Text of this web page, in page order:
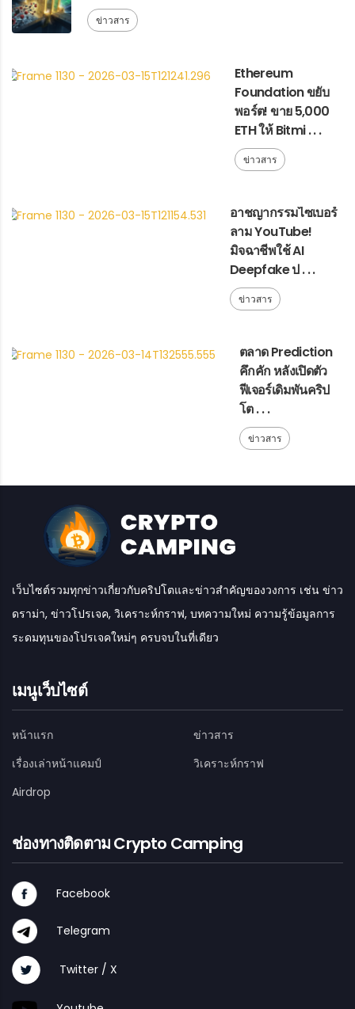
ข่าวสาร
Ethereum
Foundation ขยับ
พอร์ต! ขาย 5,000
ETH ให้ Bitmi . . .
ข่าวสาร
อาชญากรรมไซเบอร์
ลาม YouTube!
มิจฉาชีพใช้ AI
Deepfake ป . . .
ข่าวสาร
ตลาด Prediction
คึกคัก หลังเปิดตัว
ฟีเจอร์เดิมพันคริป
โต . . .
ข่าวสาร
เว็บไซต์รวมทุกข่าวเกี่ยวกับคริปโตและข่าวสำคัญของวงการ เช่น ข่าว
ดราม่า, ข่าวโปรเจค, วิเคราะห์กราฟ, บทความใหม่ ความรู้ข้อมูลการ
ระดมทุนของโปรเจคใหม่ๆ ครบจบในที่เดียว
เมนูเว็บไซต์
หน้าแรก
ข่าวสาร
เรื่องเล่าหน้าแคมป์
วิเคราะห์กราฟ
Airdrop
ช่องทางติดตาม Crypto Camping
Facebook
Telegram
Twitter / X